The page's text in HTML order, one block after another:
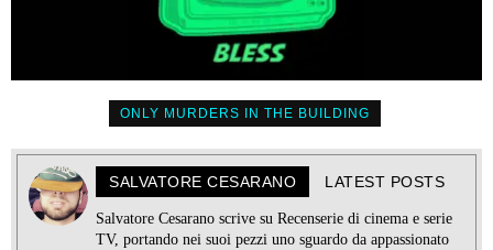
ONLY MURDERS IN THE BUILDING
SALVATORE CESARANO LATEST POSTS
Salvatore Cesarano scrive su Recenserie di cinema e serie
TV, portando nei suoi pezzi uno sguardo da appassionato